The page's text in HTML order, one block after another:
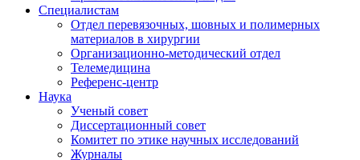
Специалистам
Отдел перевязочных, шовных и полимерных
материалов в хирургии
Организационно-методический отдел
Телемедицина
Референс-центр
Наука
Ученый совет
Диссертационный совет
Комитет по этике научных исследований
Журналы